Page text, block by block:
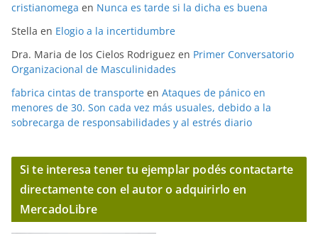
cristianomega en Nunca es tarde si la dicha es buena
Stella en Elogio a la incertidumbre
Dra. Maria de los Cielos Rodriguez en Primer Conversatorio
Organizacional de Masculinidades
fabrica cintas de transporte en Ataques de pánico en
menores de 30. Son cada vez más usuales, debido a la
sobrecarga de responsabilidades y al estrés diario
Si te interesa tener tu ejemplar podés contactarte
directamente con el autor o adquirirlo en
MercadoLibre